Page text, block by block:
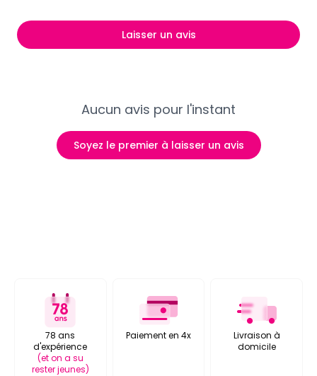
Aucun avis pour l'instant
Soyez le premier à laisser un avis
Laisser un avis
78 ans
d'expérience
(et on a su
rester jeunes)
Paiement en 4x
Livraison à
domicile